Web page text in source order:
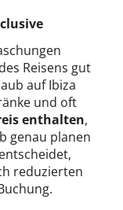
Reisens gut
auf Ibiza
und oft
enthalten,
genau planen
reduzierten